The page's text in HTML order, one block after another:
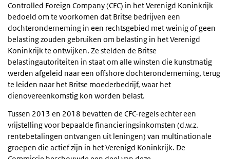
Controlled Foreign Company (CFC) in het Verenigd Koninkrijk
bedoeld om te voorkomen dat Britse bedrijven een
dochteronderneming in een rechtsgebied met weinig of geen
belasting zouden gebruiken om belasting in het Verenigd
Koninkrijk te ontwijken. Ze stelden de Britse
belastingautoriteiten in staat om alle winsten die kunstmatig
werden afgeleid naar een offshore dochteronderneming, terug
te leiden naar het Britse moederbedrijf, waar het
dienovereenkomstig kon worden belast.
Tussen 2013 en 2018 bevatten de CFC-regels echter een
vrijstelling voor bepaalde financieringsinkomsten (d.w.z.
rentebetalingen ontvangen uit leningen) van multinationale
groepen die actief zijn in het Verenigd Koninkrijk. De